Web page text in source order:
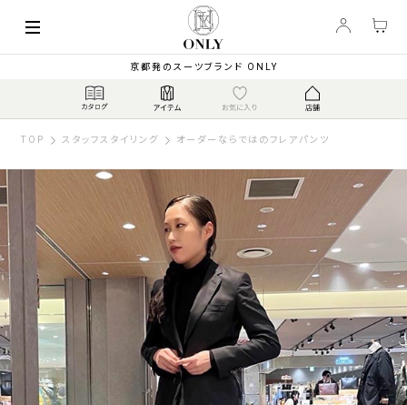
京都発のスーツブランド ONLY
TOP スタッフスタイリング オーダーならではのフレアパンツ